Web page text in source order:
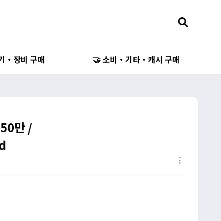
・장비 구매 🤝 소비・기타・캐시 구매
만 /